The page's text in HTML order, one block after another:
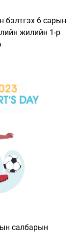
бэлтгэх 6 сарын
жилийн 1-р
салбарын